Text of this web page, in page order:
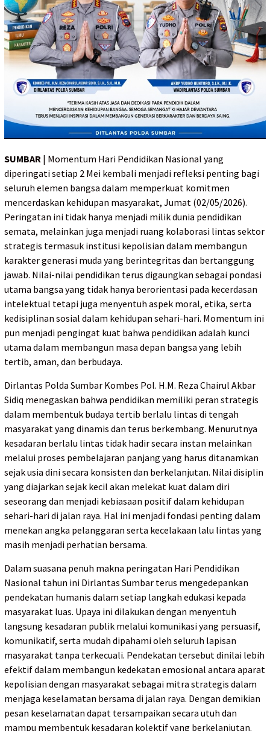
SUMBAR | Momentum Hari Pendidikan Nasional yang
diperingati setiap 2 Mei kembali menjadi refleksi penting bagi
seluruh elemen bangsa dalam memperkuat komitmen
mencerdaskan kehidupan masyarakat, Jumat (02/05/2026).
Peringatan ini tidak hanya menjadi milik dunia pendidikan
semata, melainkan juga menjadi ruang kolaborasi lintas sektor
strategis termasuk institusi kepolisian dalam membangun
karakter generasi muda yang berintegritas dan bertanggung
jawab. Nilai-nilai pendidikan terus digaungkan sebagai pondasi
utama bangsa yang tidak hanya berorientasi pada kecerdasan
intelektual tetapi juga menyentuh aspek moral, etika, serta
kedisiplinan sosial dalam kehidupan sehari-hari. Momentum ini
pun menjadi pengingat kuat bahwa pendidikan adalah kunci
utama dalam membangun masa depan bangsa yang lebih
tertib, aman, dan berbudaya.
Dirlantas Polda Sumbar Kombes Pol. H.M. Reza Chairul Akbar
Sidiq menegaskan bahwa pendidikan memiliki peran strategis
dalam membentuk budaya tertib berlalu lintas di tengah
masyarakat yang dinamis dan terus berkembang. Menurutnya
kesadaran berlalu lintas tidak hadir secara instan melainkan
melalui proses pembelajaran panjang yang harus ditanamkan
sejak usia dini secara konsisten dan berkelanjutan. Nilai disiplin
yang diajarkan sejak kecil akan melekat kuat dalam diri
seseorang dan menjadi kebiasaan positif dalam kehidupan
sehari-hari di jalan raya. Hal ini menjadi fondasi penting dalam
menekan angka pelanggaran serta kecelakaan lalu lintas yang
masih menjadi perhatian bersama.
Dalam suasana penuh makna peringatan Hari Pendidikan
Nasional tahun ini Dirlantas Sumbar terus mengedepankan
pendekatan humanis dalam setiap langkah edukasi kepada
masyarakat luas. Upaya ini dilakukan dengan menyentuh
langsung kesadaran publik melalui komunikasi yang persuasif,
komunikatif, serta mudah dipahami oleh seluruh lapisan
masyarakat tanpa terkecuali. Pendekatan tersebut dinilai lebih
efektif dalam membangun kedekatan emosional antara aparat
kepolisian dengan masyarakat sebagai mitra strategis dalam
menjaga keselamatan bersama di jalan raya. Dengan demikian
pesan keselamatan dapat tersampaikan secara utuh dan
mampu membentuk kesadaran kolektif yang berkelanjutan.